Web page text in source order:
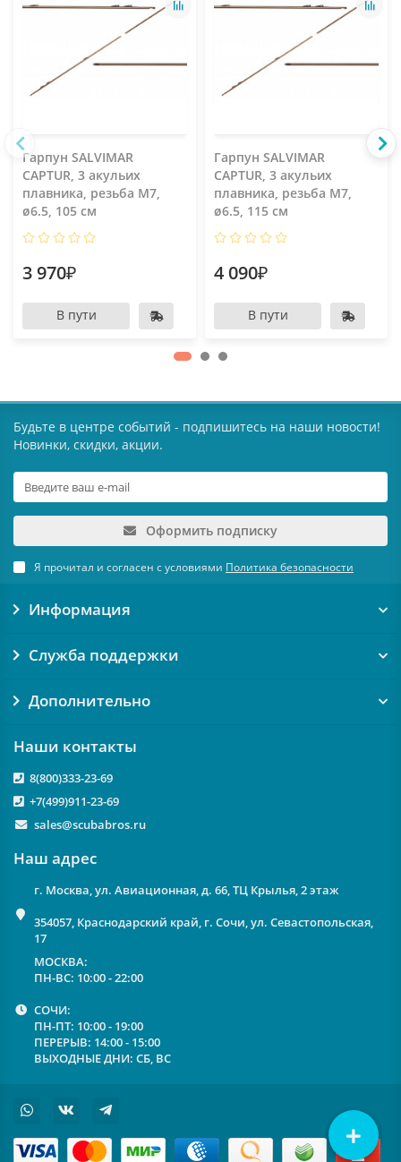
Гарпун SALVIMAR
CAPTUR, 3 акульих
плавника, резьба М7,
ø6.5, 105 см
3 970₽
В пути
Гарпун SALVIMAR
CAPTUR, 3 акульих
плавника, резьба М7,
ø6.5, 115 см
4 090₽
В пути
Будьте в центре событий - подпишитесь на наши новости!
Новинки, скидки, акции.
Оформить подписку
Я прочитал и согласен с условиями Политика безопасности
Информация
Служба поддержки
Дополнительно
Наши контакты
8(800)333-23-69
+7(499)911-23-69
sales@scubabros.ru
Наш адрес
г. Москва, ул. Авиационная, д. 66, ТЦ Крылья, 2 этаж
354057, Краснодарский край, г. Сочи, ул. Севастопольская,
17
МОСКВА:
ПН-ВС: 10:00 - 22:00
СОЧИ:
ПН-ПТ: 10:00 - 19:00
ПЕРЕРЫВ: 14:00 - 15:00
ВЫХОДНЫЕ ДНИ: СБ, ВС